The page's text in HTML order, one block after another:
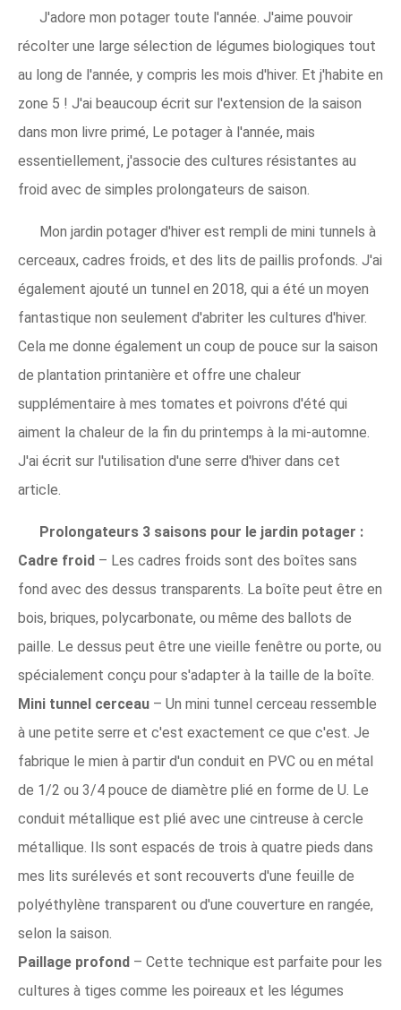
J'adore mon potager toute l'année. J'aime pouvoir
récolter une large sélection de légumes biologiques tout
au long de l'année, y compris les mois d'hiver. Et j'habite en
zone 5 ! J'ai beaucoup écrit sur l'extension de la saison
dans mon livre primé, Le potager à l'année, mais
essentiellement, j'associe des cultures résistantes au
froid avec de simples prolongateurs de saison.
Mon jardin potager d'hiver est rempli de mini tunnels à
cerceaux, cadres froids, et des lits de paillis profonds. J'ai
également ajouté un tunnel en 2018, qui a été un moyen
fantastique non seulement d'abriter les cultures d'hiver.
Cela me donne également un coup de pouce sur la saison
de plantation printanière et offre une chaleur
supplémentaire à mes tomates et poivrons d'été qui
aiment la chaleur de la fin du printemps à la mi-automne.
J'ai écrit sur l'utilisation d'une serre d'hiver dans cet
article.
Prolongateurs 3 saisons pour le jardin potager :
Cadre froid – Les cadres froids sont des boîtes sans
fond avec des dessus transparents. La boîte peut être en
bois, briques, polycarbonate, ou même des ballots de
paille. Le dessus peut être une vieille fenêtre ou porte, ou
spécialement conçu pour s'adapter à la taille de la boîte.
Mini tunnel cerceau – Un mini tunnel cerceau ressemble
à une petite serre et c'est exactement ce que c'est. Je
fabrique le mien à partir d'un conduit en PVC ou en métal
de 1/2 ou 3/4 pouce de diamètre plié en forme de U. Le
conduit métallique est plié avec une cintreuse à cercle
métallique. Ils sont espacés de trois à quatre pieds dans
mes lits surélevés et sont recouverts d'une feuille de
polyéthylène transparent ou d'une couverture en rangée,
selon la saison.
Paillage profond – Cette technique est parfaite pour les
cultures à tiges comme les poireaux et les légumes